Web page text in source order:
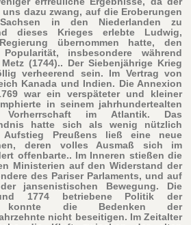
dazu zwang, auf die Eroberungen
in den Niederlanden zu
dieses Krieges erlebte Ludwig,
übernommen hatte, den
insbesondere während
(1744).. Der Siebenjährige Krieg
verheerend sein. Im Vertrag von
Kanada und Indien. Die Annexion
war ein verspäteter und kleiner
in seinem jahrhundertealten
im Atlantik. Das
hatte sich als wenig nützlich
Preußens ließ eine neue
deren volles Ausmaß sich im
offenbarte.. Im Inneren stießen die
Ministerien auf den Widerstand der
des Pariser Parlaments, und auf
jansenistischen Bewegung. Die
1774 betriebene Politik der
konnte die Bedenken der
nicht beseitigen. Im Zeitalter